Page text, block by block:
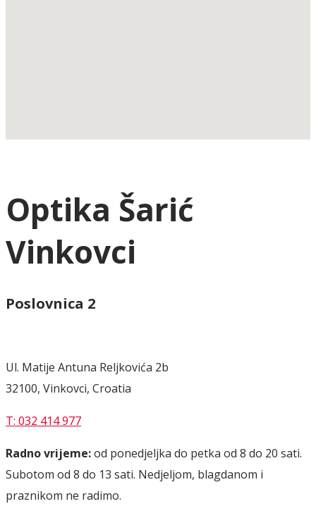
Optika Šarić
Vinkovci
Poslovnica 2
Ul. Matije Antuna Reljkovića 2b
32100, Vinkovci, Croatia
T: 032 414 977
Radno vrijeme:od ponedjeljka do petka od 8 do 20 sati.
Subotom od 8 do 13 sati. Nedjeljom, blagdanom i
praznikom ne radimo.